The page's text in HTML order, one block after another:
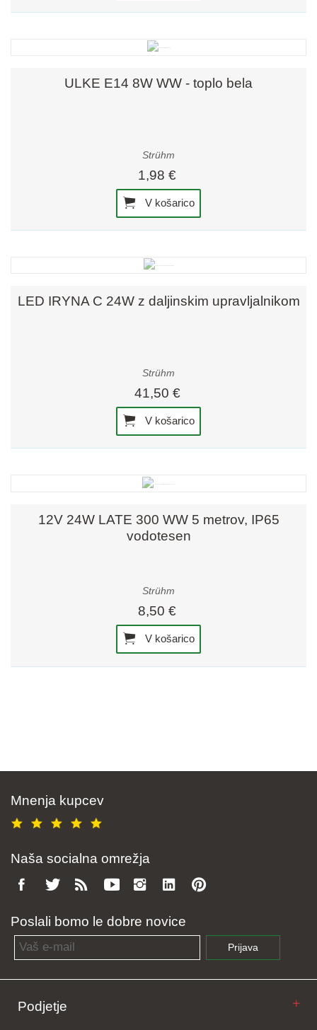
ULKE E14 8W WW - toplo bela
Strühm
1,98 €
V košarico
LED IRYNA C 24W z daljinskim upravljalnikom
Strühm
41,50 €
V košarico
12V 24W LATE 300 WW 5 metrov, IP65
vodotesen
Strühm
8,50 €
V košarico
Mnenja kupcev
Naša socialna omrežja
Poslali bomo le dobre novice
Email address
Prijava
Podjetje